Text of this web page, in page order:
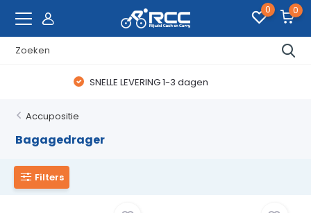
0 0
WAANZINNIGE FIETSDEALS
Accupositie
Bagagedrager
Filters